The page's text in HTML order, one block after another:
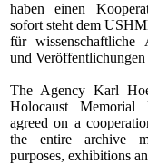
haben einen
sofort steht dem
für wissenschaftliche
und
The Agency Karl
Holocaust Memorial
agreed on a
the entire archive
purposes, exhibitions